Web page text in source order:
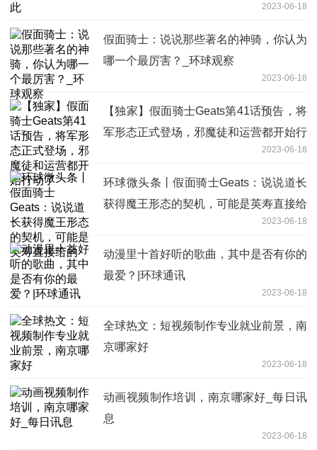
2023-06-18
假面骑士：说说那些著名的神骑，你认为
哪一个最厉害？_环球观察
2023-06-18
【独家】假面骑士Geats第41话预告，将
军形态正式登场，邪魔徒和运营都开始行
2023-06-18
环球微头条丨假面骑士Geats：说说道长
获得魔王形态的契机，可能是英寿直接给
2023-06-18
动漫里十首好听的歌曲，其中是否有你的
最爱？|环球通讯
2023-06-18
全球热文：短视频制作专业就业前景，南
京哪家好
2023-06-18
动画视频制作培训，南京哪家好_每日讯
息
2023-06-18